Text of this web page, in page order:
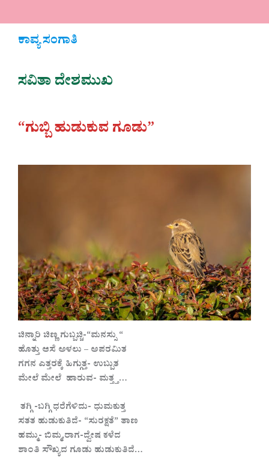
ಕಾವ್ಯ ಸಂಗಾತಿ
ಸವಿತಾ ದೇಶಮುಖ
“ಗುಬ್ಬಿ ಹುಡುಕುವ ಗೂಡು”
ಚಿನ್ನಾರಿ ಚಿಣ್ಣ ಗುಬ್ಬಚ್ಚಿ-“ಮನಸ್ಸು “
ಹೊತ್ತು ಆಸೆ ಅಳಲು – ಅಪರಮಿತ
ಗಗನ ಎತ್ತರಕ್ಕೆ ಹಿಗ್ಗುತ್ತ- ಉಬ್ಬುತ
ಮೇಲೆ ಮೇಲೆ ಹಾರುವ- ಮತ್ತ್ತ…
ತಗ್ಗಿ -ಬಗ್ಗಿ ಧರೆಗೆಳಿದು- ಧುಮಕುತ್ತ
ಸತತ ಹುಡುಕುತಿದೆ- “ಸುರಕ್ಷತೆ” ತಾಣ
ಹಮ್ಮು- ಬಿಮ್ಮ,ರಾಗ-ದ್ವೇಷ ಕಳೆದ
ಶಾಂತಿ ಸೌಖ್ಯದ ಗೂಡು ಹುಡುಕುತಿದೆ…